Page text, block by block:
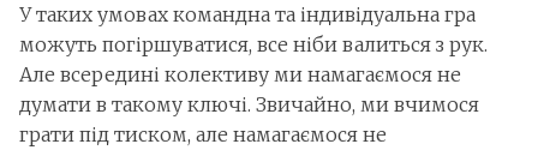
У таких умовах командна та індивідуальна гра
можуть погіршуватися, все ніби валиться з рук.
Але всередині колективу ми намагаємося не
думати в такому ключі. Звичайно, ми вчимося
грати під тиском, але намагаємося не